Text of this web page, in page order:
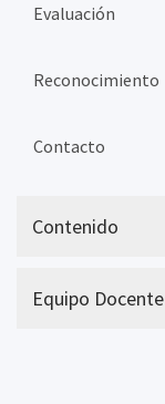
Evaluación
Reconocimiento
Contacto
Contenido
Equipo Docente